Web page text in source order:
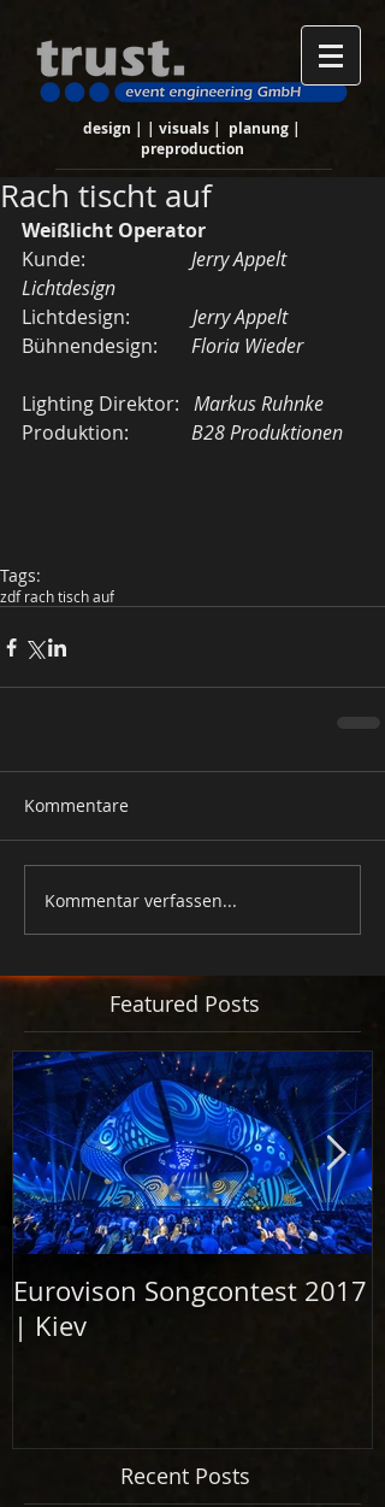
design | | visuals | planung |
preproduction
Rach tischt auf
Weißlicht Operator
Kunde: Jerry Appelt
Lichtdesign
Lichtdesign:
Jerry Appelt
Bühnendesign: Floria Wieder
Lighting Direktor: Markus Ruhnke
Produktion: B28 Produktionen
Tags:
zdf rach tisch auf
Kommentare
Kommentar verfassen...
Featured Posts
Eurovison Songcontest 2017
| Kiev
Recent Posts